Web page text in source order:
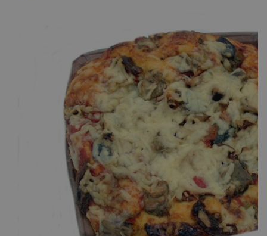
ASP.NET_SessionId
Microsoft Corporation
webshop.bakkerijde7heerlijkheden.nl